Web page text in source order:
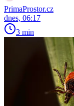
PrimaProstor.cz
dnes, 06:17
3 min